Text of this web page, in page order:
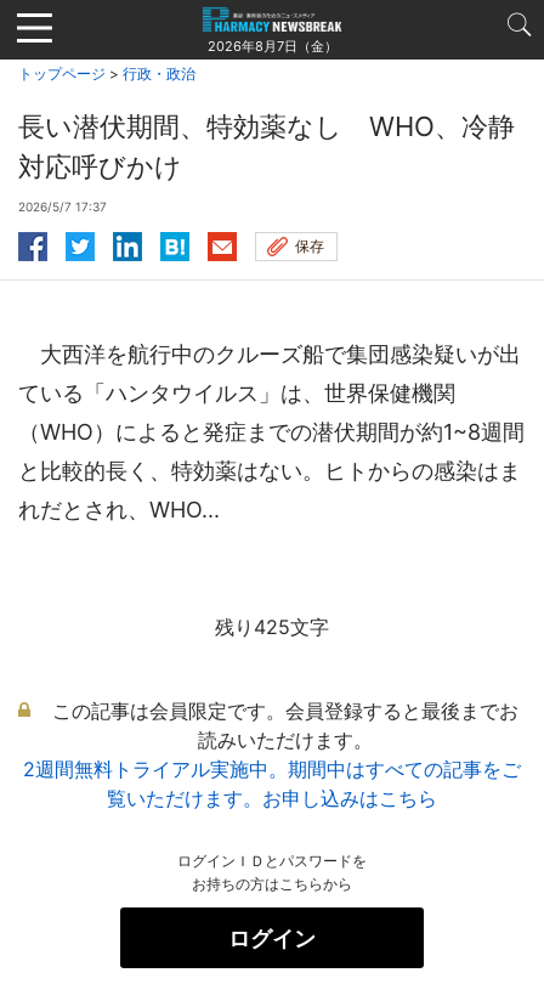
Jump
to
navigation
2026年8月7日（金）
トップページ > 行政・政治
長い潜伏期間、特効薬なし WHO、冷静
対応呼びかけ
2026/5/7 17:37
保存
大西洋を航行中のクルーズ船で集団感染疑いが出
ている「ハンタウイルス」は、世界保健機関
（WHO）によると発症までの潜伏期間が約1~8週間
と比較的長く、特効薬はない。ヒトからの感染はま
れだとされ、WHO...
残り425文字
この記事は会員限定です。会員登録すると最後までお
読みいただけます。
2週間無料トライアル実施中。期間中はすべての記事をご
覧いただけます。お申し込みはこちら
ログインＩＤとパスワードを
お持ちの方はこちらから
ログイン